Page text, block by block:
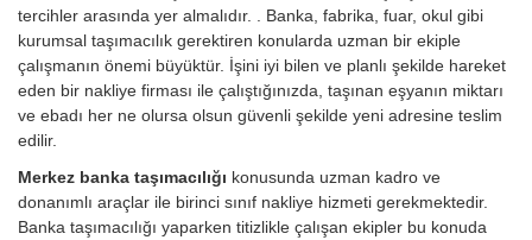
tercihler arasında yer almalıdır. . Banka, fabrika, fuar, okul gibi
kurumsal taşımacılık gerektiren konularda uzman bir ekiple
çalışmanın önemi büyüktür. İşini iyi bilen ve planlı şekilde hareket
eden bir nakliye firması ile çalıştığınızda, taşınan eşyanın miktarı
ve ebadı her ne olursa olsun güvenli şekilde yeni adresine teslim
edilir.
Merkez banka taşımacılığı konusunda uzman kadro ve
donanımlı araçlar ile birinci sınıf nakliye hizmeti gerekmektedir.
Banka taşımacılığı yaparken titizlikle çalışan ekipler bu konuda